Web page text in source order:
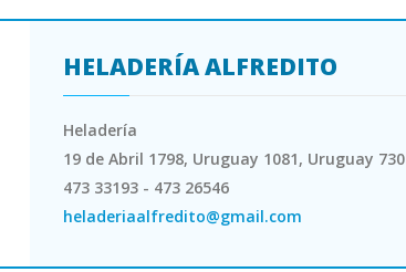
HELADERÍA ALFREDITO
Heladería
19 de Abril 1798, Uruguay 1081, Uruguay 730
473 33193 - 473 26546
heladeriaalfredito@gmail.com